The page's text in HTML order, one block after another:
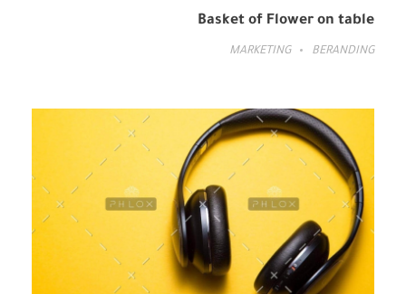
Basket of Flower on table
BERANDING
MARKETING